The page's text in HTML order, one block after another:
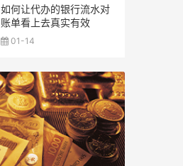
如何让代办的银行流水对
账单看上去真实有效
01-14